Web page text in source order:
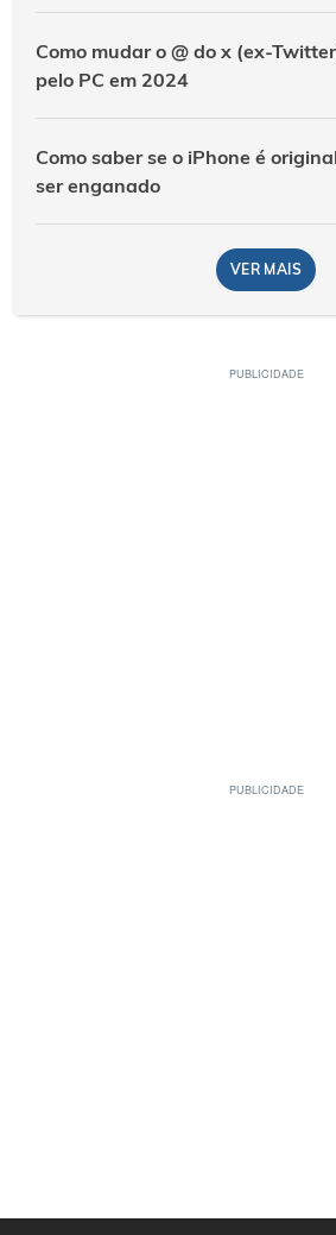
Como mudar o @ do x (ex-
pelo PC em 2024
Como saber se o iPhone é
ser enganado
VER MAIS